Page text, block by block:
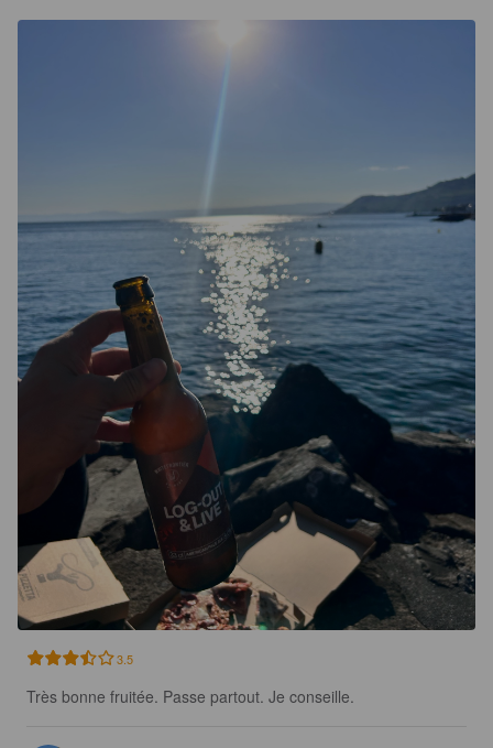
3.5
Très bonne fruitée. Passe partout. Je conseille.